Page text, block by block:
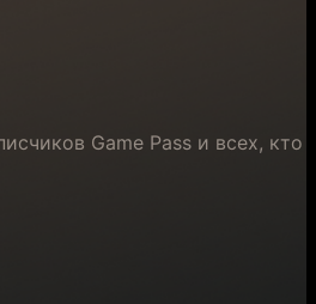
Game Pass и всех, кто